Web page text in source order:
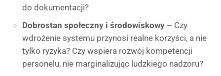
do dokumentacji?
Dobrostan społeczny i środowiskowy – Czy
wdrożenie systemu przynosi realne korzyści, a nie
tylko ryzyka? Czy wspiera rozwój kompetencji
personelu, nie marginalizując ludzkiego nadzoru?